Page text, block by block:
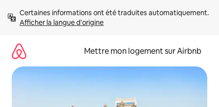
directement
Afficher la langue d'origine
Mettre mon logement sur Airbnb